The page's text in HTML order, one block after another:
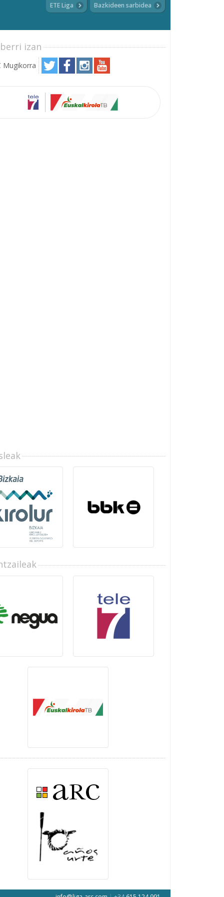
ETE Liga Bazkideen sarbidea
izan
Mugikorra